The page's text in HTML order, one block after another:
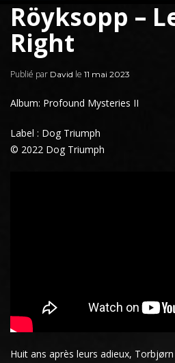
Röyksopp –
Right
Publié par David le 11 mai 2023
Album: Profound Mysteries II
Label : Dog Triumph
© 2022 Dog Triumph
Huit ans après leurs adieux,